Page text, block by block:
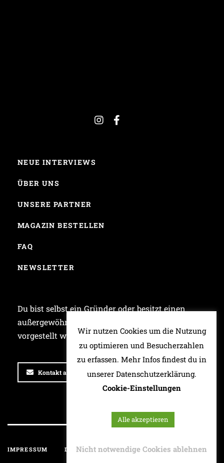
NEUE INTERVIEWS
ÜBER UNS
UNSERE PARTNER
MAGAZIN BESTELLEN
FAQ
NEWSLETTER
Du bist selbst ein Gründer oder besitzt einen
außergewöhnlichen Laden und möchtest bei uns
vorgestellt werden? Dann schreib uns!
Kontakt aufnehmen
IMPRESSUM DATENSCHUTZ HAFTUNGSAUSSCHLUSS
Wir nutzen Cookies um die Nutzung
zu optimieren und Besucherzahlen
zu erfassen. Mehr Infos findest du in
unserer Datenschutzerklärung.
Cookie-Einstellungen
Alle akzeptieren
Nicht notwendige Cookies ablehnen